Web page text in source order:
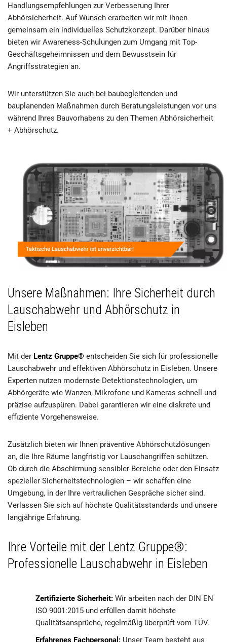
Handlungsempfehlungen zur Verbesserung Ihrer
Abhörsicherheit. Auf Wunsch erarbeiten wir mit Ihnen
gemeinsam ein individuelles Schutzkonzept. Darüber hinaus
bieten wir Awareness-Schulungen zum Umgang mit Top-
Geschäftsgeheimnissen und dem Bewusstsein für
Angriffsstrategien an.
Wir unterstützen Sie auch bei baubegleitenden und
bauplanenden Maßnahmen durch Beratungsleistungen vor uns
während Ihres Bauvorhabens zu den Themen Abhörsicherheit
+ Abhörschutz.
Unsere Maßnahmen: Ihre Sicherheit durch
Lauschabwehr und Abhörschutz in
Eisleben
Mit der Lentz Gruppe® entscheiden Sie sich für professionelle
Lauschabwehr und effektiven Abhörschutz in Eisleben. Unsere
Experten nutzen modernste Detektionstechnologien, um
Abhörgeräte wie Wanzen, Mikrofone und Kameras schnell und
präzise aufzuspüren. Dabei garantieren wir eine diskrete und
effiziente Vorgehensweise.
Zusätzlich bieten wir Ihnen präventive Abhörschutzlösungen
an, die Ihre Räume langfristig vor Lauschangriffen schützen.
Ob durch die Abschirmung sensibler Bereiche oder den Einsatz
spezieller Sicherheitstechnologien – wir schaffen eine
Umgebung, in der Ihre vertraulichen Gespräche sicher sind.
Verlassen Sie sich auf höchste Qualitätsstandards und unsere
langjährige Erfahrung.
Ihre Vorteile mit der Lentz Gruppe®:
Professionelle Lauschabwehr in Eisleben
Zertifizierte Sicherheit: Wir arbeiten nach der DIN EN
ISO 9001:2015 und erfüllen damit höchste
Qualitätsansprüche, regelmäßig überprüft vom TÜV.
Erfahrenes Fachpersonal: Unser Team besteht aus